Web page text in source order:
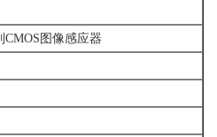
CMOS图像感应器